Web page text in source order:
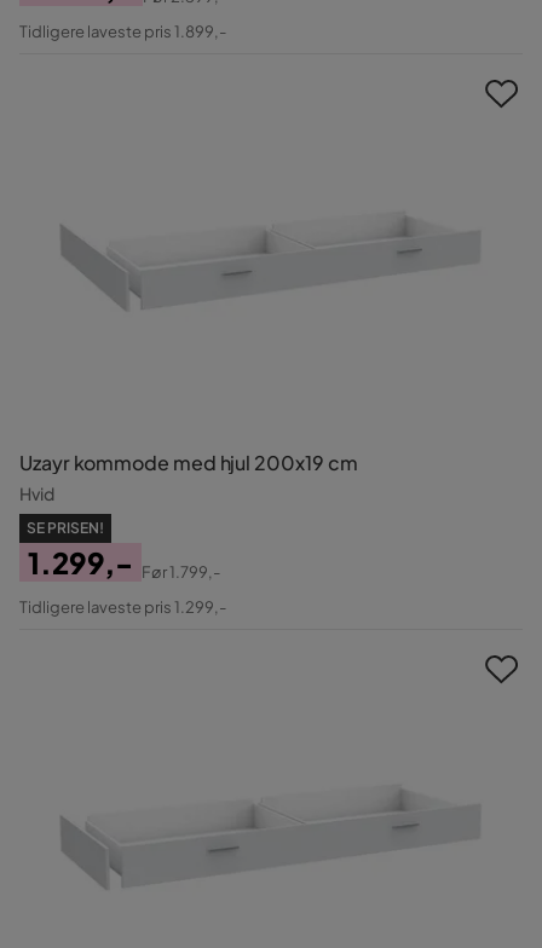
Pris
Original
Tidligere laveste pris 1.899,-
Uzayr kommode med hjul 200x19 cm
Hvid
SE PRISEN!
Pris
1.299,-
Original
Før1.799,-
Tidligere laveste pris 1.299,-